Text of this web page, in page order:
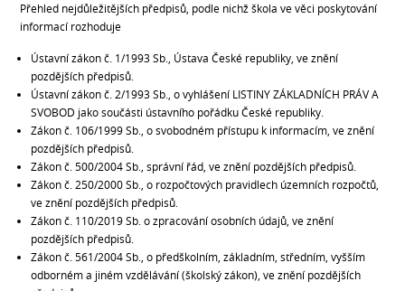
Přehled nejdůležitějších předpisů, podle nichž škola ve věci poskytování
informací rozhoduje
Ústavní zákon č. 1/1993 Sb., Ústava České republiky, ve znění
pozdějších předpisů.
Ústavní zákon č. 2/1993 Sb., o vyhlášení LISTINY ZÁKLADNÍCH PRÁV A
SVOBOD jako součásti ústavního pořádku České republiky.
Zákon č. 106/1999 Sb., o svobodném přístupu k informacím, ve znění
pozdějších předpisů.
Zákon č. 500/2004 Sb., správní řád, ve znění pozdějších předpisů.
Zákon č. 250/2000 Sb., o rozpočtových pravidlech územních rozpočtů,
ve znění pozdějších předpisů.
Zákon č. 110/2019 Sb. o zpracování osobních údajů, ve znění
pozdějších předpisů.
Zákon č. 561/2004 Sb., o předškolním, základním, středním, vyšším
odborném a jiném vzdělávání (školský zákon), ve znění pozdějších